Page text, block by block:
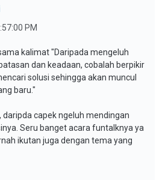
PM
kalimat "Daripada mengeluh
dan keadaan, cobalah berpikir
solusi sehingga akan muncul
baru."
daripda capek ngeluh mendingan
Seru banget acara funtalknya ya
ikutan juga dengan tema yang